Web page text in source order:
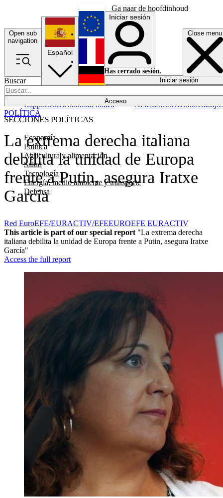
Ga naar de hoofdinhoud
Open sub
navigation
Close menu
Buscar
Acceso
SECCIONES POLÍTICAS
Economía
Política
Agricultura y alimentación
Salud
Tecnología
Energía, medio ambiente y transporte
Defensa
RapporteurEconomíaPolítica NewslettersEventosTrabajos
Español
English
Français
Iniciar sesión
Has cerrado sesión.
Iniciar sesión
La extrema derecha italiana
debilita la unidad de Europa
frente a Putin, asegura Iratxe
García
POLÍTICA
Red EuroEFE/EURACTIV/EFEEUROEFE EURACTIV
This article is part of our special report "La extrema derecha
italiana debilita la unidad de Europa frente a Putin, asegura Iratxe
García"
Access the full report